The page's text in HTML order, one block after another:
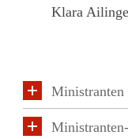
Klara
Ministranten